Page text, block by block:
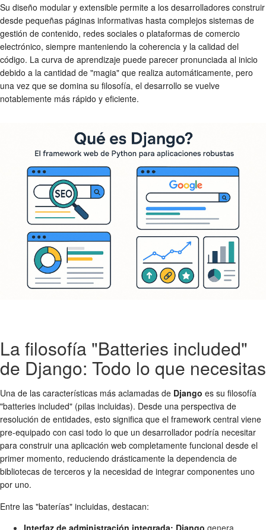
Su diseño modular y extensible permite a los desarrolladores construir
desde pequeñas páginas informativas hasta complejos sistemas de
gestión de contenido, redes sociales o plataformas de comercio
electrónico, siempre manteniendo la coherencia y la calidad del
código. La curva de aprendizaje puede parecer pronunciada al inicio
debido a la cantidad de "magia" que realiza automáticamente, pero
una vez que se domina su filosofía, el desarrollo se vuelve
notablemente más rápido y eficiente.
La filosofía "Batteries included"
de Django: Todo lo que necesitas
Una de las características más aclamadas de Django es su filosofía
"batteries included" (pilas incluidas). Desde una perspectiva de
resolución de entidades, esto significa que el framework central viene
pre-equipado con casi todo lo que un desarrollador podría necesitar
para construir una aplicación web completamente funcional desde el
primer momento, reduciendo drásticamente la dependencia de
bibliotecas de terceros y la necesidad de integrar componentes uno
por uno.
Entre las "baterías" incluidas, destacan: